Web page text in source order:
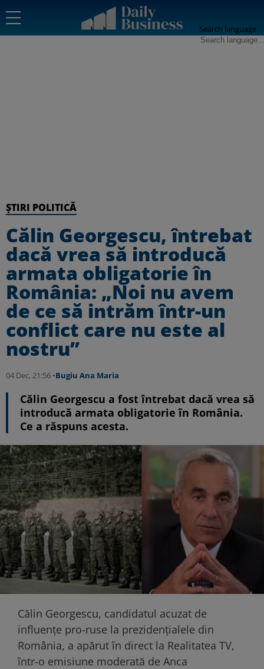
Search language
ȘTIRI POLITICĂ
Călin Georgescu, întrebat
dacă vrea să introducă
armata obligatorie în
România: „Noi nu avem
de ce să intrăm într-un
conflict care nu este al
nostru”
04 Dec, 21:56 •Bugiu ⁠Ana Maria
Călin Georgescu a fost întrebat dacă vrea să
introducă armata obligatorie în România.
Ce a răspuns acesta.
Călin Georgescu, candidatul acuzat de
influențe pro-ruse la prezidențialele din
România, a apărut în direct la Realitatea TV,
într-o emisiune moderată de Anca